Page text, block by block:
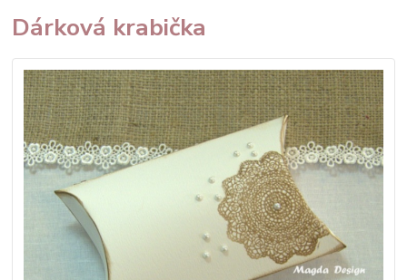
Dárková krabička